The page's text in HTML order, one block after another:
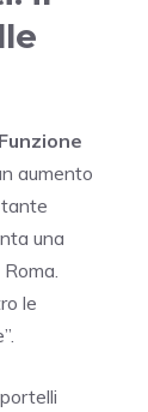
aumento
tante
una
le